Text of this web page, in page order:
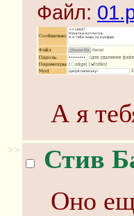
Файл:
А я
>> Стив
Оно